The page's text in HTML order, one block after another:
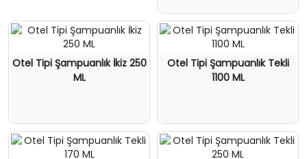
Otel Tipi Şampuanlık İkiz 250
ML
Otel Tipi Şampuanlık Tekli
1100 ML